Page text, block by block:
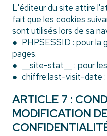
L'éditeur du site attire
fait que les cookies
sont utilisés lors de sa
● PHPSESSID : pour la
pages.
● __site-stat__ : pour
● chiffre:last-visit-date :
ARTICLE 7 :
MODIFICATION